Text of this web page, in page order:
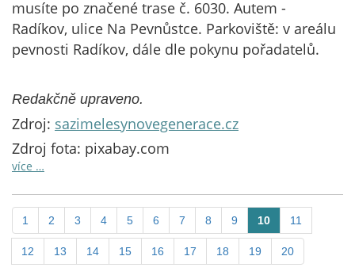
musíte po značené trase č. 6030. Autem -
Radíkov, ulice Na Pevnůstce. Parkoviště: v areálu
pevnosti Radíkov, dále dle pokynu pořadatelů.
Redakčně upraveno.
Zdroj: sazimelesynovegenerace.cz
Zdroj fota: pixabay.com
více …
1 2 3 4 5 6 7 8 9 10 11
12 13 14 15 16 17 18 19 20